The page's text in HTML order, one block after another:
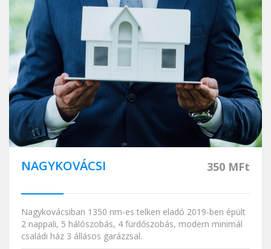
NAGYKOVÁCSI 350 MFt
Nagykovácsiban 1350 nm-es telken eladó 2019-ben épült
2 nappali, 5 hálószobás, 4 fürdőszobás, modern minimál
családi ház 3 állásos garázzsal.